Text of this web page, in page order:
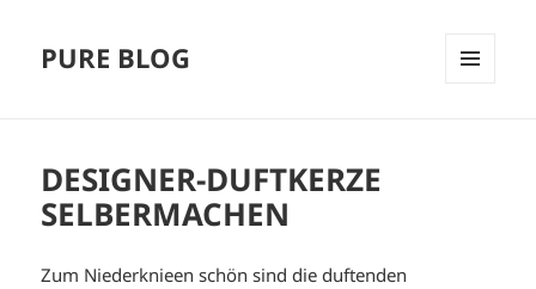
PURE BLOG
DESIGNER-DUFTKERZE
SELBERMACHEN
Zum Niederknieen schön sind die duftenden